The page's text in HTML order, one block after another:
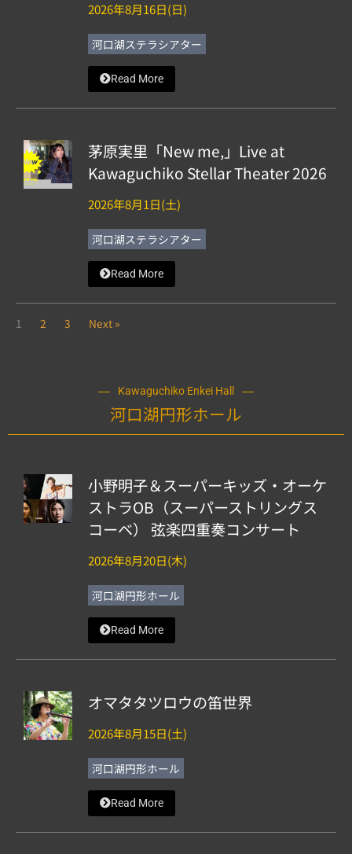
2026年8月16日(日)
河口湖ステラシアター
Read More
茅原実里「New me,」Live at
Kawaguchiko Stellar Theater 2026
2026年8月1日(土)
河口湖ステラシアター
Read More
1 2 3 Next »
Kawaguchiko Enkei Hall
河口湖円形ホール
小野明子＆スーパーキッズ・オーケ
ストラOB（スーパーストリングス
コーベ） 弦楽四重奏コンサート
2026年8月20日(木)
河口湖円形ホール
Read More
オマタタツロウの笛世界
2026年8月15日(土)
河口湖円形ホール
Read More